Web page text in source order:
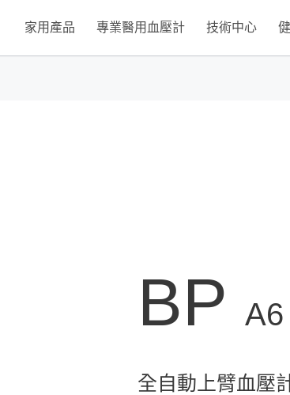
家用產品 專業醫用血壓計 技術中心
BP
全自動上臂血壓